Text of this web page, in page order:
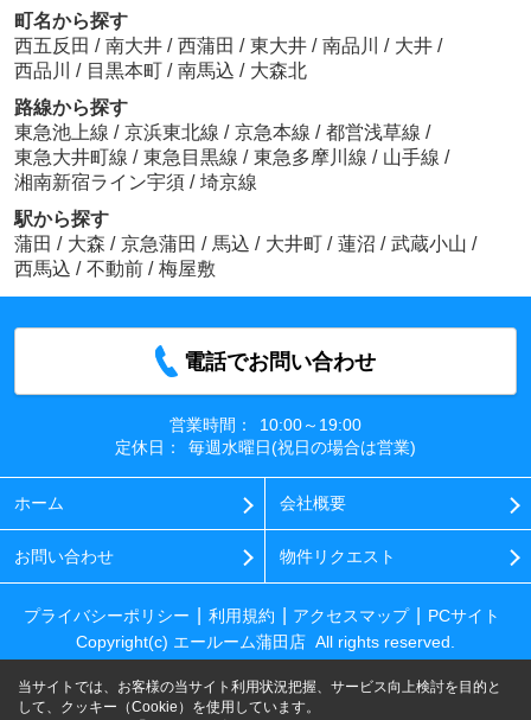
町名から探す
西五反田 / 南大井 / 西蒲田 / 東大井 / 南品川 / 大井 /
西品川 / 目黒本町 / 南馬込 / 大森北
路線から探す
東急池上線 / 京浜東北線 / 京急本線 / 都営浅草線 /
東急大井町線 / 東急目黒線 / 東急多摩川線 / 山手線 /
湘南新宿ライン宇須 / 埼京線
駅から探す
蒲田 / 大森 / 京急蒲田 / 馬込 / 大井町 / 蓮沼 / 武蔵小山 /
西馬込 / 不動前 / 梅屋敷
電話でお問い合わせ
営業時間：
10:00～19:00
定休日：
毎週水曜日(祝日の場合は営業)
ホーム 会社概要
お問い合わせ 物件リクエスト
プライバシーポリシー 利用規約 アクセスマップ
PCサイト
Copyright(c) エールーム蒲田店 All rights reserved.
当サイトでは、お客様の当サイト利用状況把握、サービス向上検討を目的と
して、クッキー（Cookie）を使用しています。